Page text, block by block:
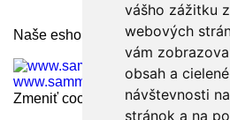
vášho zážitku
webových
vám
obsah a
návštevnosti
stránok a na
Naše eshopy pre zahraničie:
www.sammer.cz
www.sammer.ro
Zmeniť cookies nastavenia